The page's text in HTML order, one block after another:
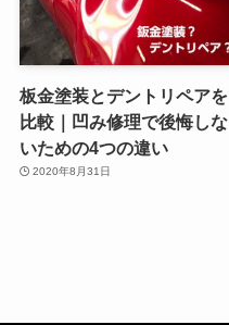
板金塗装とデントリペアを
比較｜凹み修理で後悔しな
いための4つの違い
2020年8月31日